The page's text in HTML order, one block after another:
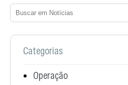
Categorias
Operação